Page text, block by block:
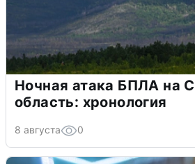
Ночная атака БПЛА на
область: хронология
8 августа 0